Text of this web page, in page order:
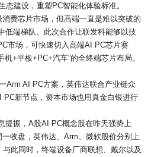
态建设，重塑PC智能化体验标准。
费芯片市场，但高端一直是难以突破的
低端梯队。此次合作让联发科能够以技
市场，可快速切入高端AI PC芯片赛
+平板+PC+汽车”的全终端芯片布局。
Arm AI PC方案，英伟达联合产业链众
PC新节点，资本市场也用真金白银进行
提振，A股AI PC概念股在昨天强势上
收盘，英伟达、Arm、微软股价分别上
此同时，终端设备厂商联想、戴尔以及